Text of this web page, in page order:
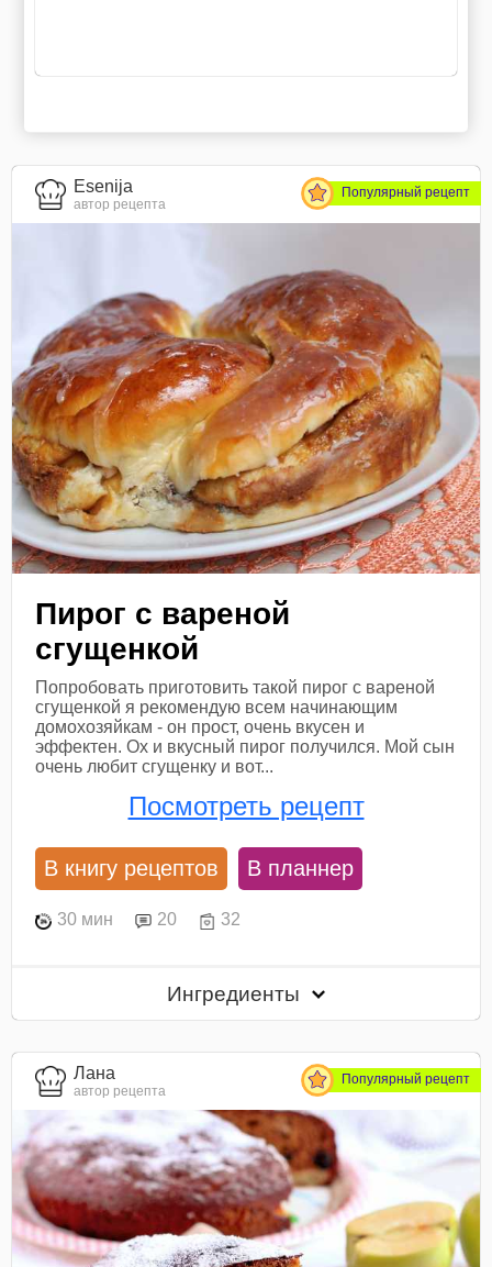
Esenija
автор рецепта
Популярный рецепт
Пирог с вареной
сгущенкой
Попробовать приготовить такой пирог с вареной
сгущенкой я рекомендую всем начинающим
домохозяйкам - он прост, очень вкусен и
эффектен. Ох и вкусный пирог получился. Мой сын
очень любит сгущенку и вот...
Посмотреть рецепт
В книгу рецептов В планнер
30 мин 20 32
Ингредиенты
Лана
автор рецепта
Популярный рецепт